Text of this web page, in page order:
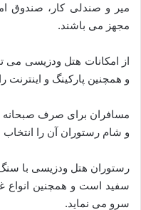
میر و صندلی کار، صندوق
مجهز می باشند.
از امکانات هتل ودزیسی می
و همچنین پارکینگ و اینترنت
مسافران برای صرف صبحانه
و شام رستوران آن را انتخاب
رستوران هتل ودزیسی با
سفید است و همچنین انواع
سرو می نماید.